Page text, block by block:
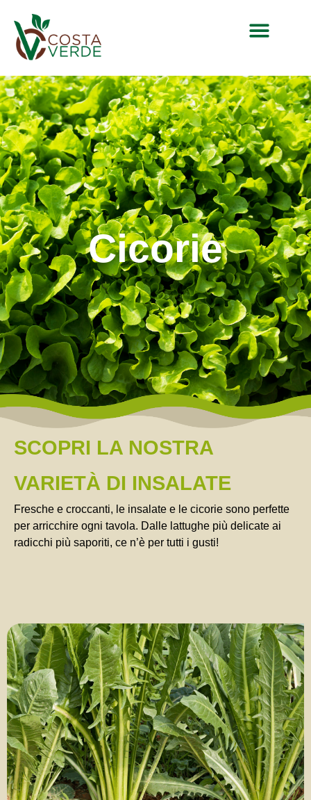
Cicorie
SCOPRI LA NOSTRA
VARIETÀ DI INSALATE
Fresche e croccanti, le insalate e le cicorie sono perfette
per arricchire ogni tavola. Dalle lattughe più delicate ai
radicchi più saporiti, ce n’è per tutti i gusti!